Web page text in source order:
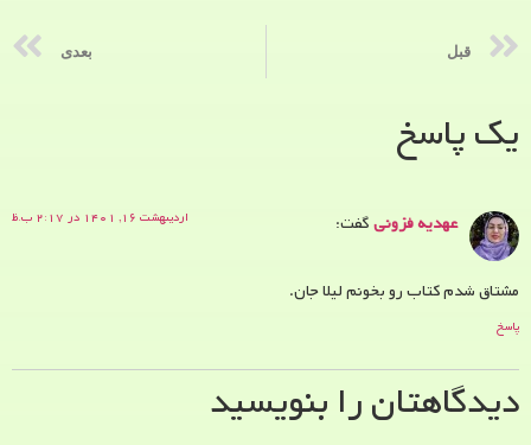
قبل بعدی
یک پاسخ
عهدیه فزونیگفت: اردیبهشت ۱۶, ۱۴۰۱ در ۲:۱۷ ب.ظ
مشتاق شدم کتاب رو بخونم لیلا جان.
پاسخ
دیدگاهتان را بنویسید